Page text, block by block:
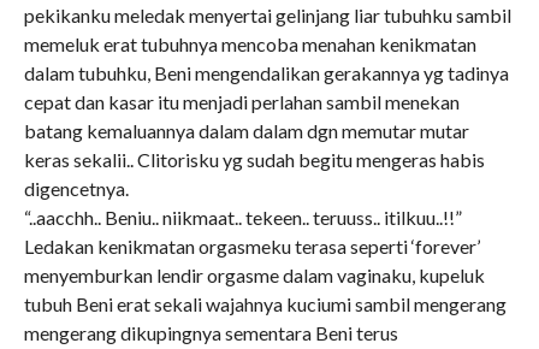
pekikanku meledak menyertai gelinjang liar tubuhku sambil
memeluk erat tubuhnya mencoba menahan kenikmatan
dalam tubuhku, Beni mengendalikan gerakannya yg tadinya
cepat dan kasar itu menjadi perlahan sambil menekan
batang kemaluannya dalam dalam dgn memutar mutar
keras sekalii.. Clitorisku yg sudah begitu mengeras habis
digencetnya.
“..aacchh.. Beniu.. niikmaat.. tekeen.. teruuss.. itilkuu..!!”
Ledakan kenikmatan orgasmeku terasa seperti ‘forever’
menyemburkan lendir orgasme dalam vaginaku, kupeluk
tubuh Beni erat sekali wajahnya kuciumi sambil mengerang
mengerang dikupingnya sementara Beni terus